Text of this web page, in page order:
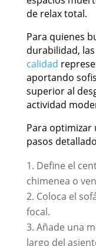
de relax total.
Para quienes
durabilidad, las
calidad
aportando
superior al
actividad
Para optimizar
pasos
Define el
chimenea o
Coloca el
focal.
Añade una
largo del